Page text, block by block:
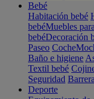
Bebé
Habitación bebé
bebéMuebles
bebéDecoración
Paseo Coche
Baño e higiene
Textil bebé
Seguridad
Deporte